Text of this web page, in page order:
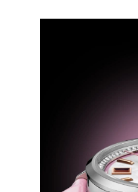
越秀区环市东路371-375号世
芙蓉区定王台街道建湘路393
二七区铭功路10号华润大厦写
迎泽区解放路15号亨得利名表